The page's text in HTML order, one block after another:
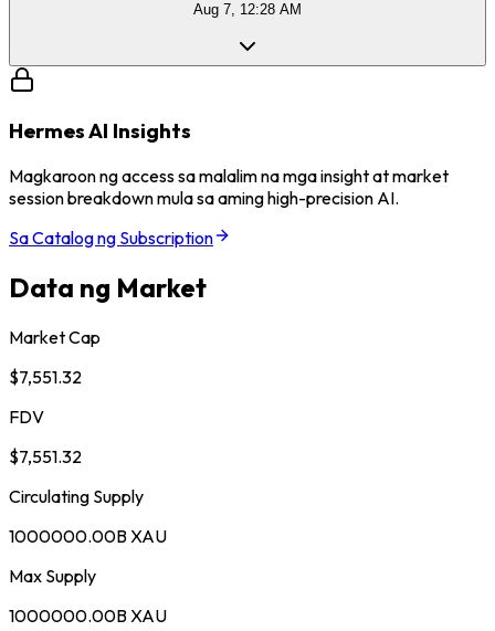
Aug 7, 12:28 AM
Hermes AI Insights
Magkaroon ng access sa malalim na mga insight at market
session breakdown mula sa aming high-precision AI.
Sa Catalog ng Subscription
Data ng Market
Market Cap
$7,551.32
FDV
$7,551.32
Circulating Supply
1000000.00B XAU
Max Supply
1000000.00B XAU